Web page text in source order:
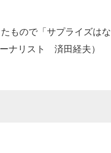
もので「サプライズはな
ナリスト 済田経夫）